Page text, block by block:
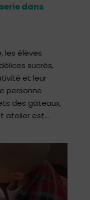
dans
les élèves
sucrés,
et leur
personne
des gâteaux,
atelier est...